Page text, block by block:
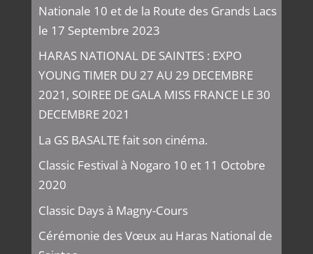
Nationale 10 et de la Route des Grands Lacs
le 17 Septembre 2023
HARAS NATIONAL DE SAINTES : EXPO
YOUNG TIMER DU 27 AU 29 DECEMBRE
2021, SOIREE DE GALA MISS FRANCE LE 30
DECEMBRE 2021
La GS BASALTE fait son cinéma.
Classic Festival à Nogaro 10 et 11 Octobre
2020
Classic Days à Magny-Cours
Cérémonie des Vœux au Haras National de